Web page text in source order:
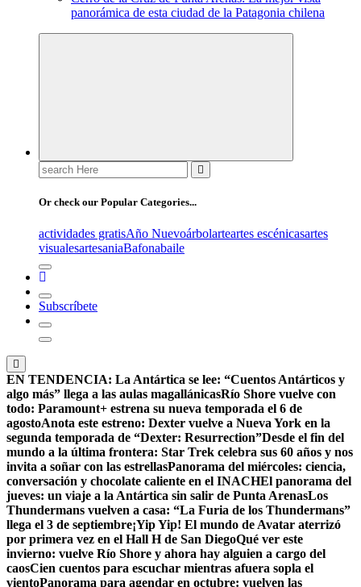
panorámica de esta ciudad de la Patagonia chilena
Search
for:
Or check our Popular Categories...
actividades gratisAño Nuevoárbolarteartes escénicasartes
visualesartesaniaBafonabaile
Subscríbete
EN TENDENCIA: La Antártica se lee: “Cuentos Antárticos y
algo más” llega a las aulas magallánicasRío Shore vuelve con
todo: Paramount+ estrena su nueva temporada el 6 de
agostoAnota este estreno: Dexter vuelve a Nueva York en la
segunda temporada de “Dexter: Resurrection”Desde el fin del
mundo a la última frontera: Star Trek celebra sus 60 años y nos
invita a soñar con las estrellasPanorama del miércoles: ciencia,
conversación y chocolate caliente en el INACHEl panorama del
jueves: un viaje a la Antártica sin salir de Punta ArenasLos
Thundermans vuelven a casa: “La Furia de los Thundermans”
llega el 3 de septiembre¡Yip Yip! El mundo de Avatar aterrizó
por primera vez en el Hall H de San DiegoQué ver este
invierno: vuelve Río Shore y ahora hay alguien a cargo del
caosCien cuentos para escuchar mientras afuera sopla el
vientoPanorama para agendar en octubre: vuelven las